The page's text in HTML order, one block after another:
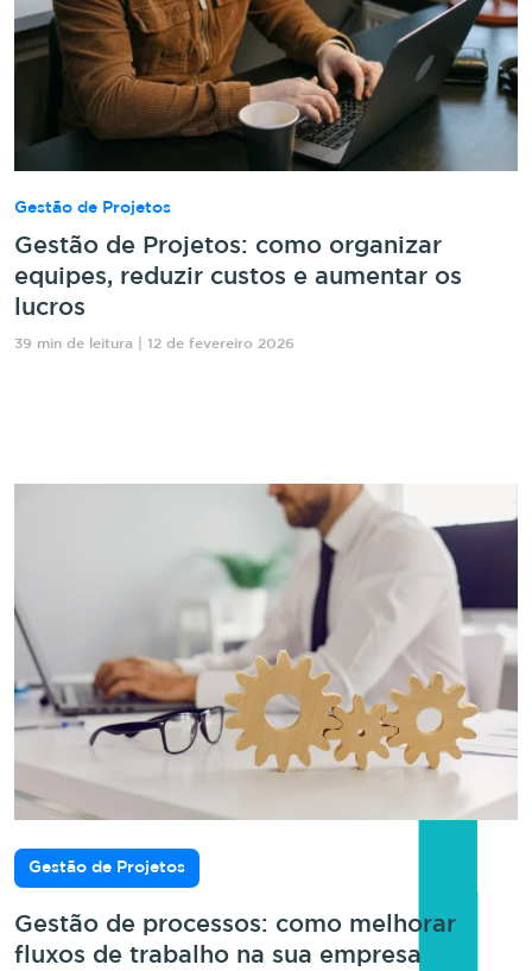
Gestão de Projetos
Gestão de Projetos: como organizar
equipes, reduzir custos e aumentar os
lucros
39 min de leitura | 12 de fevereiro 2026
Gestão de Projetos
Gestão de processos: como melhorar
fluxos de trabalho na sua empresa